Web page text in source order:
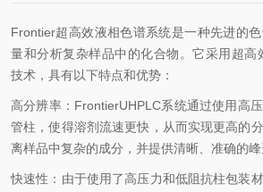
Frontier超高效液相色谱系统是一种先进的
量和分析复杂样品中的化合物。它采用超高
技术，具有以下特点和优势：
高分辨率：FrontierUHPLC系统通过使用高
管柱，使得溶剂流速更快，从而实现更高的
离样品中复杂的成分，并提供清晰、准确的
快速性：由于使用了高压力和低阻抗柱包装